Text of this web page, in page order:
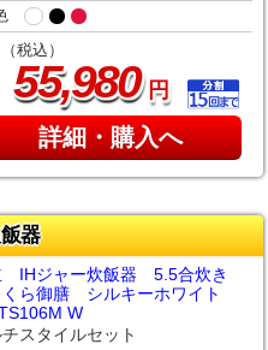
（税込）
55,980円
詳細・購入へ
器
IHジャー炊飯器 5.5合炊き
くら御膳 シルキーホワイト
W
スタイルセット